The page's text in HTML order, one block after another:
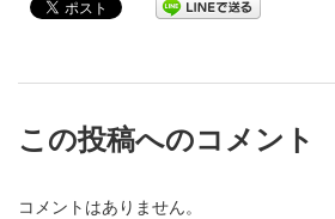
この投稿へのコメント
コメントはありません。